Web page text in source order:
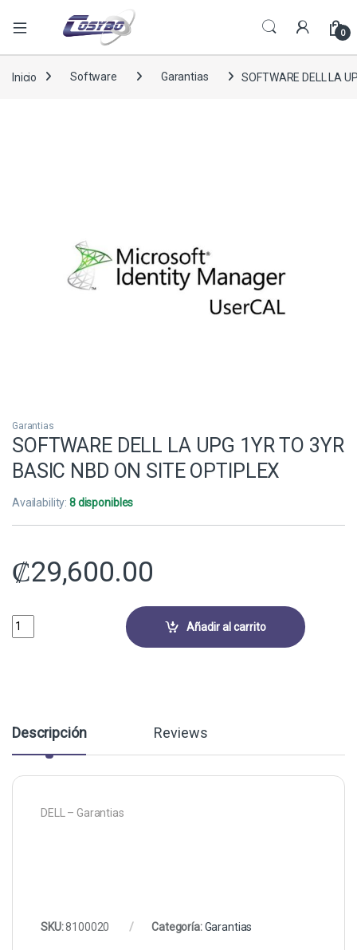
0
Inicio Software Garantias SOFTWARE DELL LA
Garantias
SOFTWARE DELL LA UPG 1YR TO 3YR
BASIC NBD ON SITE OPTIPLEX
Availability:8 disponibles
₡29,600.00
SOFTWARE DELL LA UPG 1YR TO 3YR BASIC NBD ON SITE OPTIPLEX
Añadir al carrito
Descripción Reviews
DELL – Garantias
SKU:8100020 Categoría:Garantias